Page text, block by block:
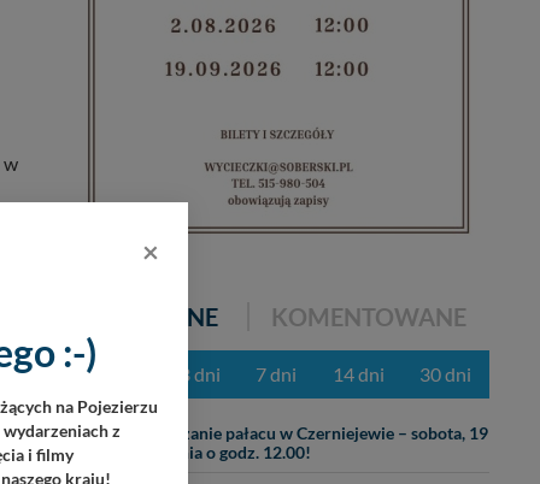
w
POPULARNE KOMENTOWANE
z ostatnich 3 dni 7 dni 14 dni 30 dni
05.08
Zwiedzanie pałacu w Czerniejewie – sobota, 19
września o godz. 12.00!
×
:-)
na Pojezierzu
z
i filmy
kraju!